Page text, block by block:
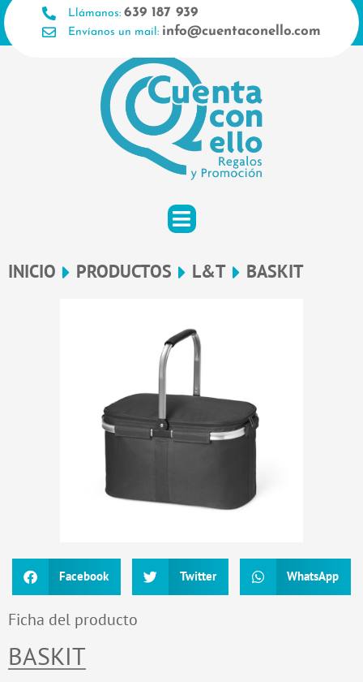
Ir
al
contenido
Llámanos: 639 187 939
Envíanos un mail: info@cuentaconello.com
INICIO PRODUCTOS L&T BASKIT
Facebook Twitter WhatsApp
Ficha del producto
BASKIT